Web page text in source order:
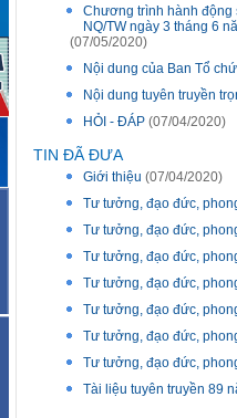
Chương trình hành động
NQ/TW ngày 3 tháng 6
(07/05/2020)
Nội dung của Ban Tổ
Nội dung tuyên truyền
HỎI - ĐÁP (07/04/2020)
TIN ĐÃ ĐƯA
Giới thiệu (07/04/2020)
Tư tưởng, đạo đức,
Tư tưởng, đạo đức,
Tư tưởng, đạo đức,
Tư tưởng, đạo đức,
Tư tưởng, đạo đức,
Tư tưởng, đạo đức,
Tư tưởng, đạo đức,
Tài liệu tuyên truyền 89